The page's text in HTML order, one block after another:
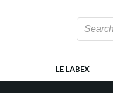
LE LABEX